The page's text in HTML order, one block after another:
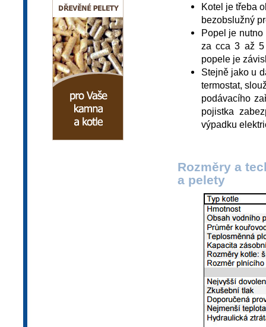
Kotel je třeba
bezobslužný
Popel je
za cca 3 až 5
popele je
Stejně jako u
termostat,
podávacího
pojistka
výpadku
Rozměry a
a pelety